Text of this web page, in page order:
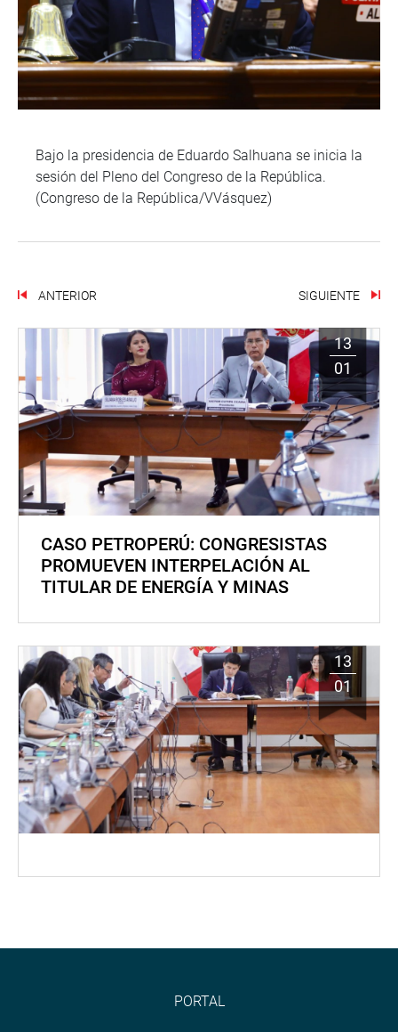
Bajo la presidencia de Eduardo Salhuana se inicia la
sesión del Pleno del Congreso de la República.
(Congreso de la República/VVásquez)
ANTERIOR SIGUIENTE
13
01
CASO PETROPERÚ: CONGRESISTAS
PROMUEVEN INTERPELACIÓN AL
TITULAR DE ENERGÍA Y MINAS
13
01
PORTAL